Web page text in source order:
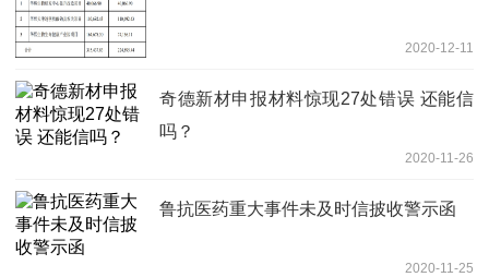
2020-12-11
奇德新材申报材料惊现27处错误 还能信
吗？
2020-11-26
鲁抗医药重大事件未及时信披收警示函
2020-11-25